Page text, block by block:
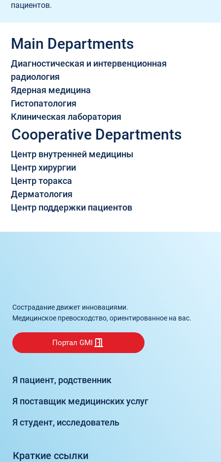
пациентов.
Main Departments
Диагностическая и интервенционная
радиология
Ядерная медицина
Гистопатология
Клиническая лаборатория
Cooperative Departments
Центр внутренней медицины
Центр хирургии
Центр торакса
Дерматология
Центр поддержки пациентов
Сострадание движет инновациями.
Медицинское превосходство, ориентированное на вас.
Портал GMI
Я пациент, родственник
Я поставщик медицинских услуг
Я студент, исследователь
Краткие ссылки